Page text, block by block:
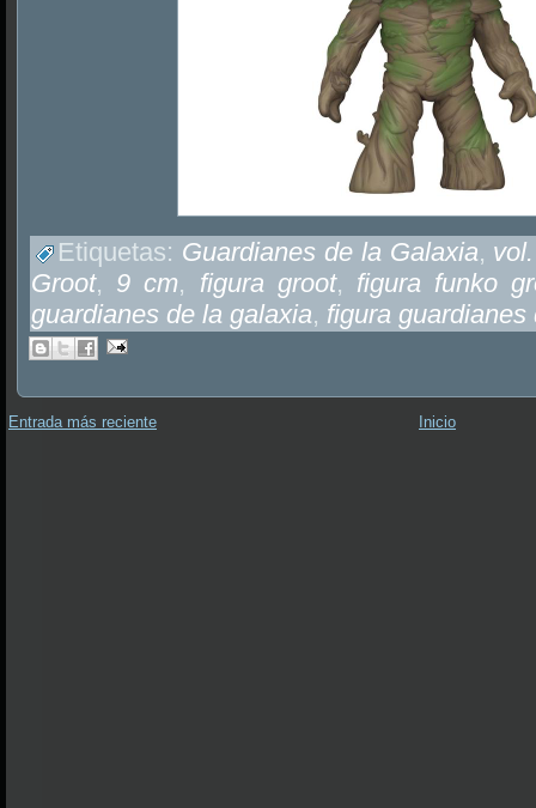
Etiquetas: Guardianes de la Galaxia, vol.
Groot, 9 cm, figura groot, figura funko
guardianes de la galaxia, figura guardianes
Entrada más reciente Inicio